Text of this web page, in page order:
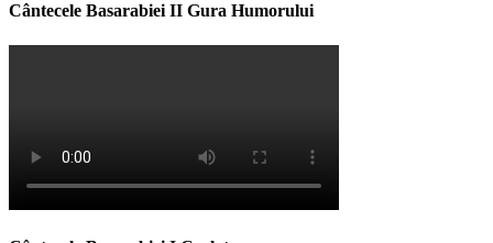
Cântecele Basarabiei II Gura Humorului